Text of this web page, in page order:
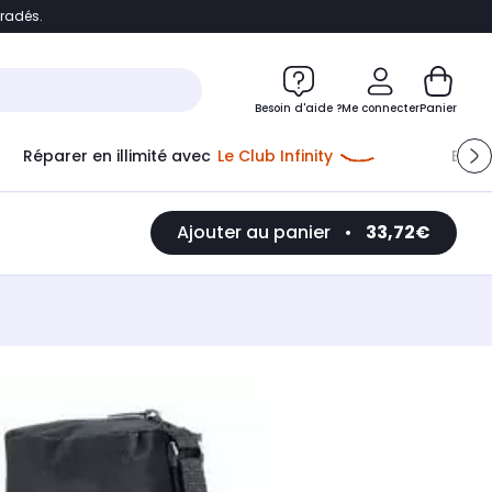
Accéder directement au chatbot
Besoin d'aide ?Me connecterPanier
Réparer en illimité avec Le Club Infinity
Ajouter au panier • 33,72€